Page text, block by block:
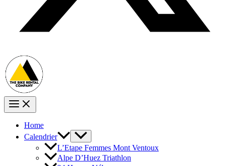
Home
Calendrier
L’Etape Femmes Mont Ventoux
Alpe D’Huez Triathlon